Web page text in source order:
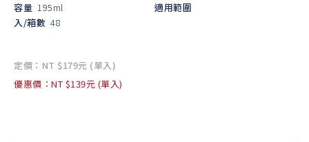
容量 195ml
入/箱數 48
適用範圍
定價：NT $179元 (單入)
優惠價：NT $139元 (單入)